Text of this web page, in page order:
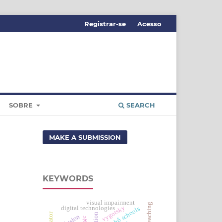
SOBRE SEARCH
Registrar-se Acesso
MAKE A SUBMISSION
KEYWORDS
digital technologies
vygotsky
visual impairment